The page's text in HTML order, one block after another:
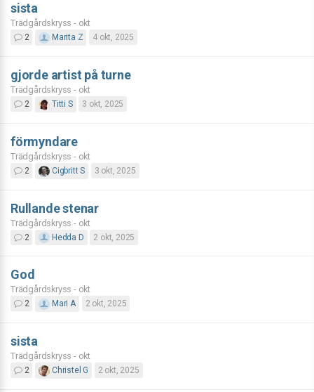
sista
Trädgårdskryss - okt
2 Marita Z 4 okt, 2025
gjorde artist på turne
Trädgårdskryss - okt
2 Titti S 3 okt, 2025
förmyndare
Trädgårdskryss - okt
2 Cigbritt S 3 okt, 2025
Rullande stenar
Trädgårdskryss - okt
2 Hedda D 2 okt, 2025
God
Trädgårdskryss - okt
2 Mari A 2 okt, 2025
sista
Trädgårdskryss - okt
2 Christel G 2 okt, 2025